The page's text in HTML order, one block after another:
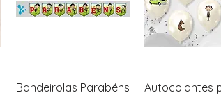
Visualização rápida
Bandeirolas Parabéns
Visualização
Autocolantes